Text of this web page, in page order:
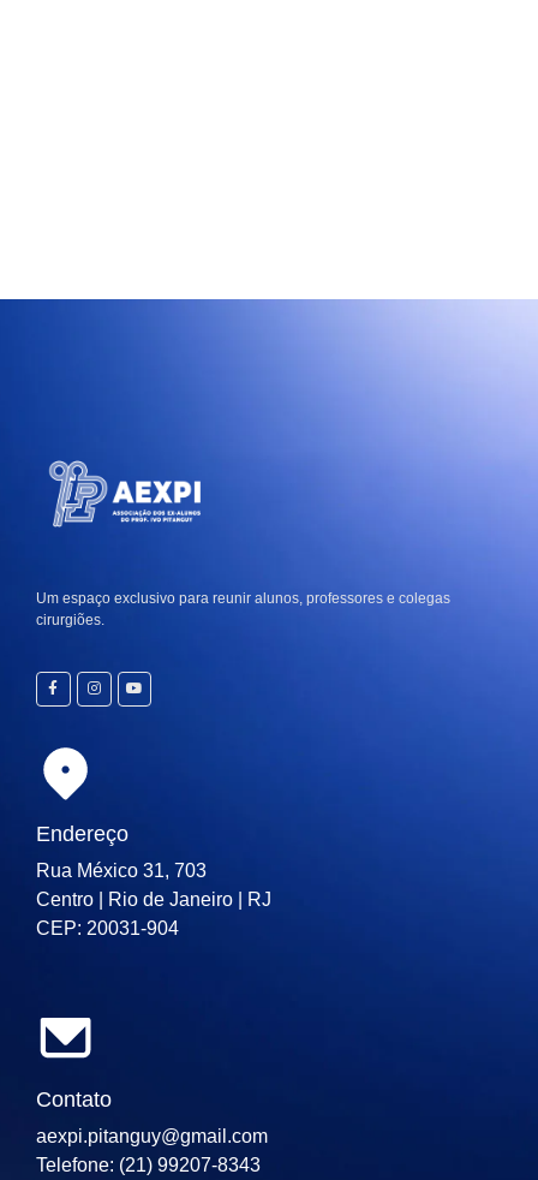
Um espaço exclusivo para reunir alunos, professores e colegas
cirurgiões.
Endereço
Rua México 31, 703
Centro | Rio de Janeiro | RJ
CEP: 20031-904
Contato
aexpi.pitanguy@gmail.com
Telefone: (21) 99207-8343